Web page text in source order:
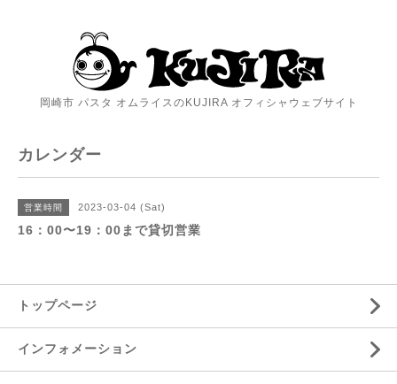
岡崎市 パスタ オムライスのKUJIRA オフィシャウェブサイト
カレンダー
営業時間 2023-03-04 (Sat)
16：00〜19：00まで貸切営業
トップページ
インフォメーション